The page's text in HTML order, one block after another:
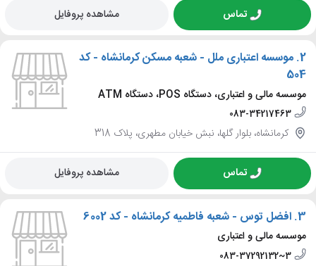
تماس مشاهده پروفایل
2. موسسه اعتباری ملل - شعبه مسکن کرمانشاه - کد
504
موسسه مالی و اعتباری، دستگاه POS، دستگاه ATM
083-34217463
کرمانشاه، بلوار گلها، نبش خیابان مطهری، پلاک 318
تماس مشاهده پروفایل
3. افضل توس - شعبه فاطمیه کرمانشاه - کد 6002
موسسه مالی و اعتباری
083-37292132~3